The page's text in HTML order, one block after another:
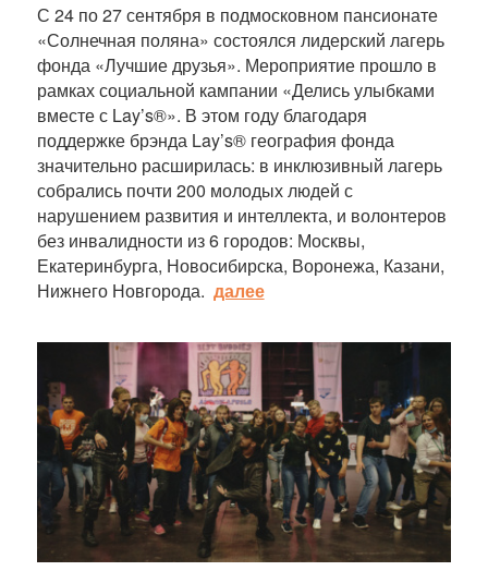
С 24 по 27 сентября в подмосковном пансионате
«Солнечная поляна» состоялся лидерский лагерь
фонда «Лучшие друзья». Мероприятие прошло в
рамках социальной кампании «Делись улыбками
вместе с Lay’s®». В этом году благодаря
поддержке брэнда Lay’s® география фонда
значительно расширилась: в инклюзивный лагерь
собрались почти 200 молодых людей с
нарушением развития и интеллекта, и волонтеров
без инвалидности из 6 городов: Москвы,
Екатеринбурга, Новосибирска, Воронежа, Казани,
Нижнего Новгорода. далее